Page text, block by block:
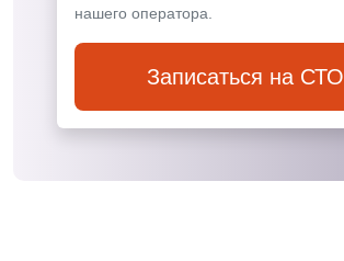
нашего оператора.
Записаться на СТО